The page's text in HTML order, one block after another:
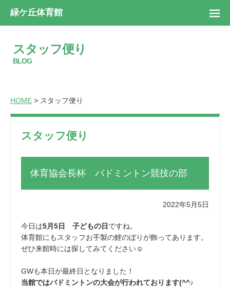
緑ケ丘体育館
スタッフ便り
BLOG
HOME > スタッフ便り
スタッフ便り
体育協会長杯 バドミントン競技の部
2022年5月5日
今日は5月5日 子どもの日 ですね。
体育館にもスタッフお手製の鯉のぼりが飾ってあります。
ぜひ来館時には探してみてください☺
GWも本日が最終日となりました！
当館ではバドミントンの大会が行われております(^^♪